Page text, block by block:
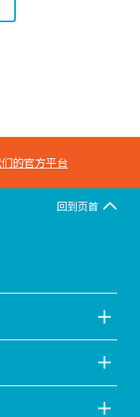
的官方平台
回到页首